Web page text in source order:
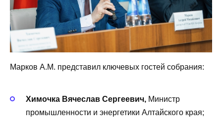
Марков А.М. представил ключевых гостей собрания:
Химочка Вячеслав Сергеевич, Министр
промышленности и энергетики Алтайского края;